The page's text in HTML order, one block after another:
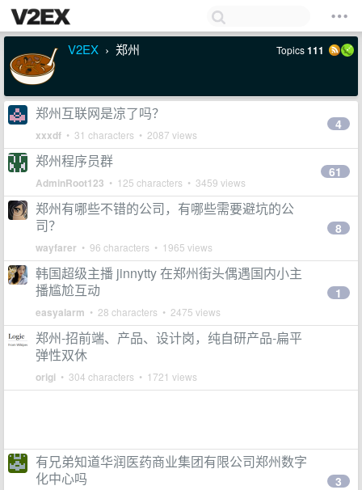
V2EX › 郑州 Topics111
郑州互联网是凉了吗？
xxxdf • 31 characters • 2087 views
4
郑州程序员群
AdminRoot123 • 125 characters • 3459 views
61
郑州有哪些不错的公司，有哪些需要避坑的公
司？
wayfarer • 96 characters • 1965 views
8
韩国超级主播 jinnytty 在郑州街头偶遇国内小主
播尴尬互动
easyalarm • 28 characters • 2475 views
1
郑州-招前端、产品、设计岗，纯自研产品-扁平
弹性双休
origi • 304 characters • 1721 views
有兄弟知道华润医药商业集团有限公司郑州数字
化中心吗
3